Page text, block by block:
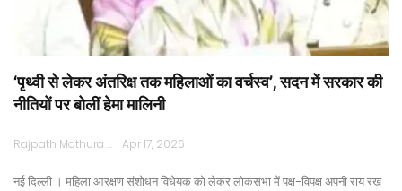
‘पृथ्वी से लेकर अंतरिक्ष तक महिलाओं का वर्चस्व’, सदन में सरकार की
नीतियों पर बोलीं हेमा मालिनी
Rajpath Mathura Apr 17, 2026
नई दिल्ली । महिला आरक्षण संशोधन विधेयक को लेकर लोकसभा में पक्ष-विपक्ष अपनी राय रख